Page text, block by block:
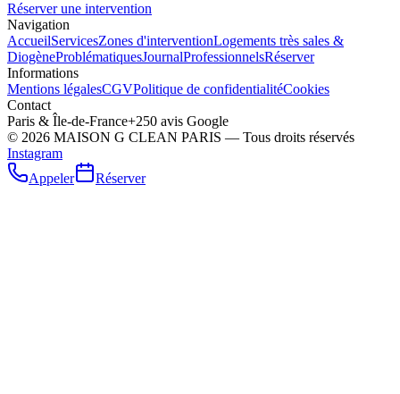
Réserver une intervention
Navigation
AccueilServicesZones d'interventionLogements très sales &
DiogèneProblématiquesJournalProfessionnelsRéserver
Informations
Mentions légalesCGVPolitique de confidentialitéCookies
Contact
Paris & Île-de-France+250 avis Google
© 2026 MAISON G CLEAN PARIS — Tous droits réservés
Instagram
Appeler
Réserver